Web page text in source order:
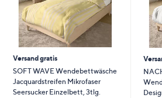
Versand gratis
SOFT WAVE Wendebettwäsche
Jacquardstreifen Mikrofaser
Seersucker Einzelbett, 3tlg.